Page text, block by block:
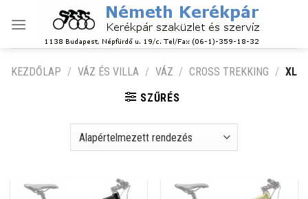
KEZDŐLAP / VÁZ ÉS VILLA / VÁZ / CROSS TREKKING / XL
SZŰRÉS